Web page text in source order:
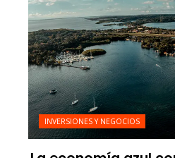
INVERSIONES Y NEGOCIOS